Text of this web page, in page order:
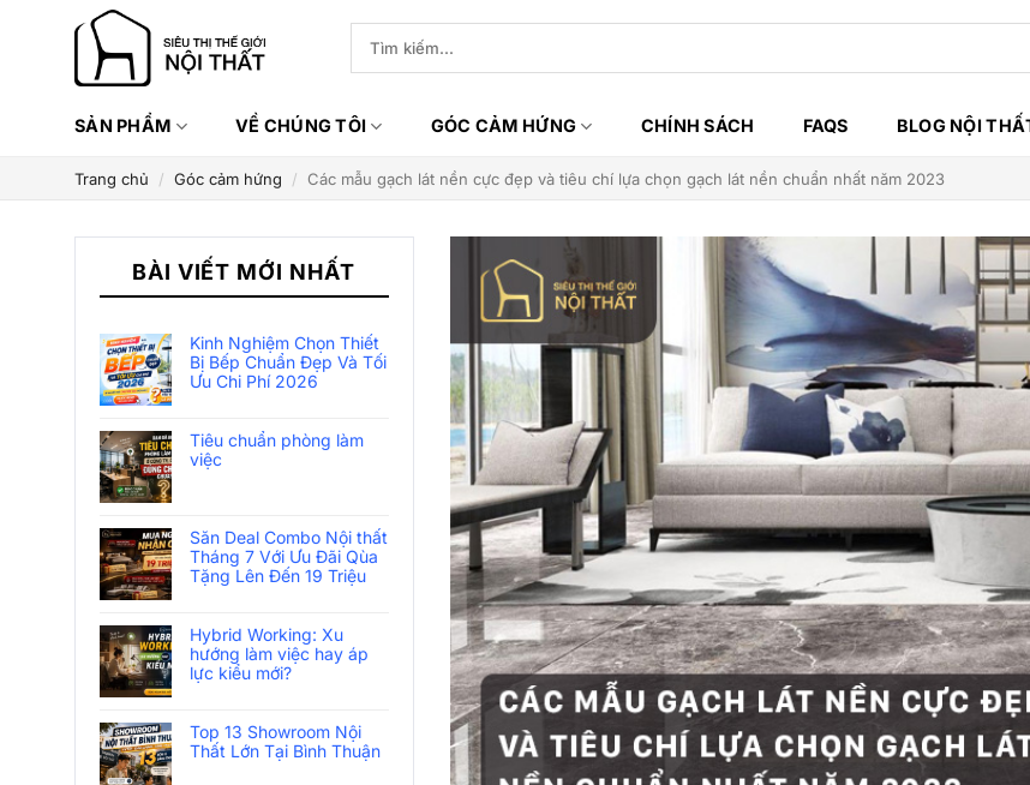
kiếm:
SẢN PHẨM VỀ CHÚNG TÔI GÓC CẢM HỨNG CHÍNH SÁCH FAQS BLOG NỘI
Trang chủ / Góc cảm hứng / Các mẫu gạch lát nền cực đẹp và tiêu chí lựa chọn gạch lát nền chuẩn nhất năm 2023
BÀI VIẾT MỚI NHẤT
Kinh Nghiệm Chọn Thiết
Bị Bếp Chuẩn Đẹp Và Tối
Ưu Chi Phí 2026
Tiêu chuẩn phòng làm
việc
Săn Deal Combo Nội thất
Tháng 7 Với Ưu Đãi Qùa
Tặng Lên Đến 19 Triệu
Hybrid Working: Xu
hướng làm việc hay áp
lực kiểu mới?
Top 13 Showroom Nội
Thất Lớn Tại Bình Thuận